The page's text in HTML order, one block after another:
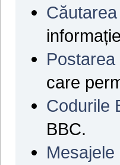
Căutarea
Postarea
care
Codurile
BBC.